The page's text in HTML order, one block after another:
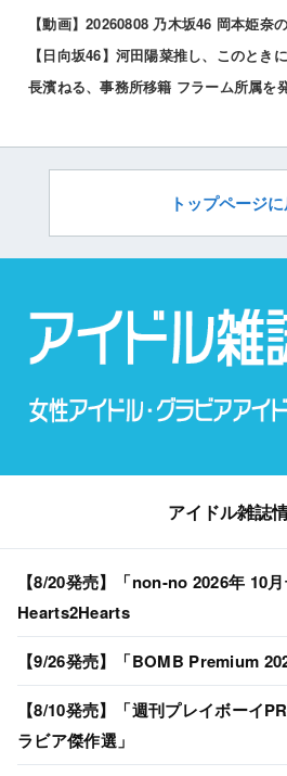
【動画】20260808 乃木坂46 岡本姫奈
【日向坂46】河田陽菜推し、このとき
長濱ねる、事務所移籍 フラーム所属を
トップページ
アイドル雑誌
【8/20発売】「non-no 2026年 10
Hearts2Hearts
【9/26発売】「BOMB Premium
【8/10発売】「週刊プレイボーイ
ラビア傑作選」